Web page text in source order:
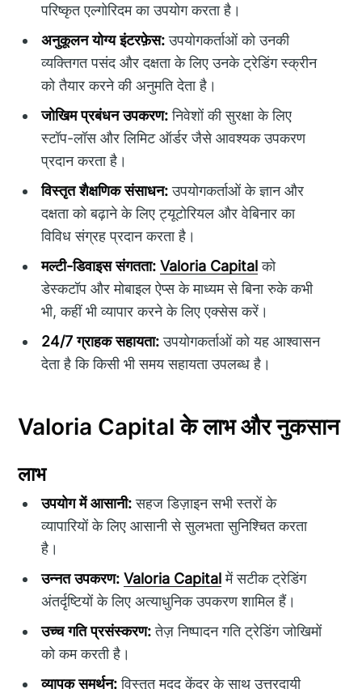
परिष्कृत एल्गोरिदम का उपयोग करता है।
अनुकूलन योग्य इंटरफ़ेस:उपयोगकर्ताओं को उनकी
व्यक्तिगत पसंद और दक्षता के लिए उनके ट्रेडिंग स्क्रीन
को तैयार करने की अनुमति देता है।
जोखिम प्रबंधन उपकरण:निवेशों की सुरक्षा के लिए
स्टॉप-लॉस और लिमिट ऑर्डर जैसे आवश्यक उपकरण
प्रदान करता है।
विस्तृत शैक्षणिक संसाधन:उपयोगकर्ताओं के ज्ञान और
दक्षता को बढ़ाने के लिए ट्यूटोरियल और वेबिनार का
विविध संग्रह प्रदान करता है।
मल्टी-डिवाइस संगतता: Valoria Capitalको
डेस्कटॉप और मोबाइल ऐप्स के माध्यम से बिना रुके कभी
भी, कहीं भी व्यापार करने के लिए एक्सेस करें।
24/7 ग्राहक सहायता:उपयोगकर्ताओं को यह आश्वासन
देता है कि किसी भी समय सहायता उपलब्ध है।
Valoria Capital के लाभ और नुकसान
लाभ
उपयोग में आसानी:सहज डिज़ाइन सभी स्तरों के
व्यापारियों के लिए आसानी से सुलभता सुनिश्चित करता
है।
उन्नत उपकरण: Valoria Capitalमें सटीक ट्रेडिंग
अंतर्दृष्टियों के लिए अत्याधुनिक उपकरण शामिल हैं।
उच्च गति प्रसंस्करण:तेज़ निष्पादन गति ट्रेडिंग जोखिमों
को कम करती है।
व्यापक समर्थन:विस्तृत मदद केंद्र के साथ उत्तरदायी